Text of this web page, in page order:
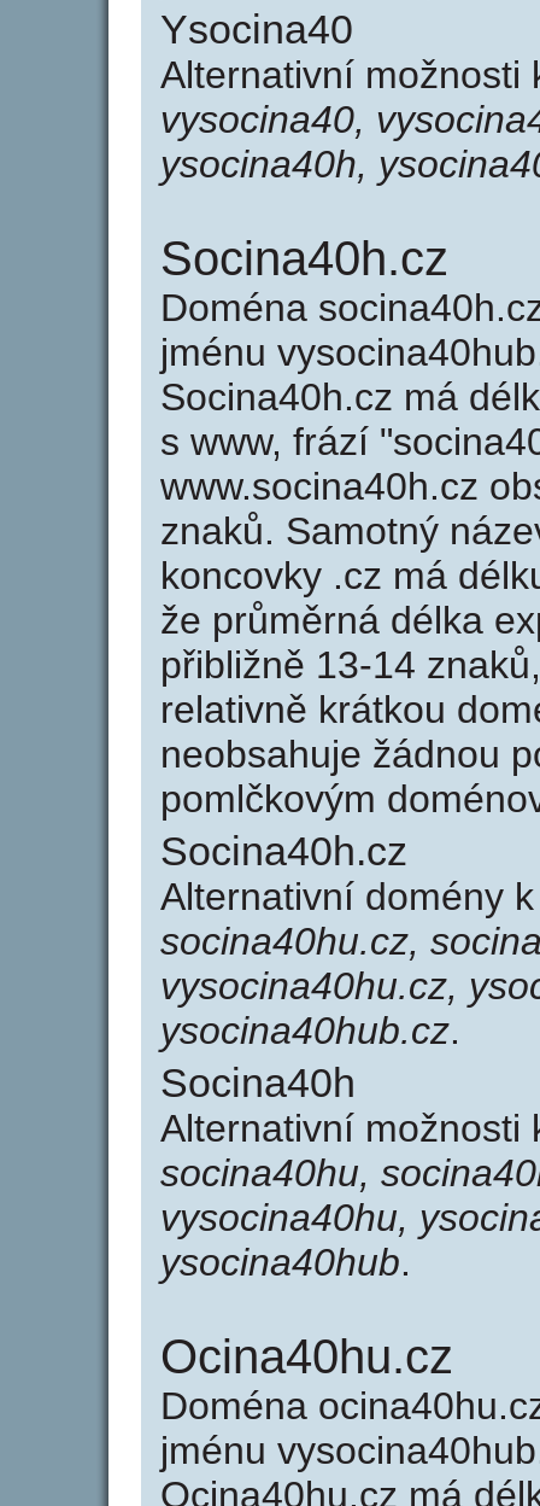
Ysocina40
Alternativní možnosti
vysocina40,
ysocina40h,
Socina40h.cz
Doména
jménu
Socina40h.cz má
s www, frází
www.socina40h.cz
znaků. Samotný
koncovky .cz má
že průměrná délka
přibližně 13-14
relativně krátkou
neobsahuje žádnou
pomlčkovým
Socina40h.cz
Alternativní domény
socina40hu.cz,
vysocina40hu.cz,
ysocina40hub.cz.
Socina40h
Alternativní možnosti
socina40hu,
vysocina40hu,
ysocina40hub.
Ocina40hu.cz
Doména
jménu
Ocina40hu.cz má